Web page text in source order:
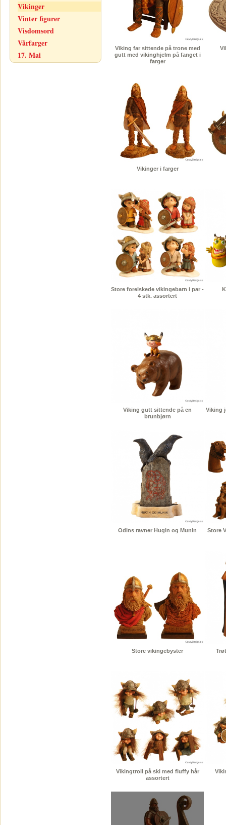
Vikinger
Vinter figurer
Visdomsord
Vårfarger
17. Mai
Viking far sittende på trone med
gutt med vikinghjelm på fanget i
farger
Vikinger i farger
Store forelskede vikingebarn i par -
4 stk. assortert
Viking gutt sittende på en
brunbjørn
Viking
Odins ravner Hugin og Munin Store
Store vikingebyster
Vikingtroll på ski med fluffy hår
assortert